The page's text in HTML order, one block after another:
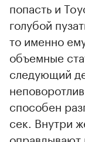
попасть и
голубой
то именно
объемные
следующий
способен
сек. Внутри